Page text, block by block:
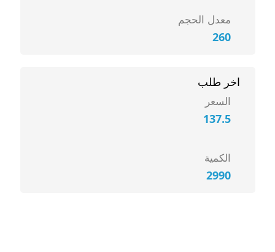
معدل الحجم
260
اخر طلب
السعر
137.5
الكمية
2990